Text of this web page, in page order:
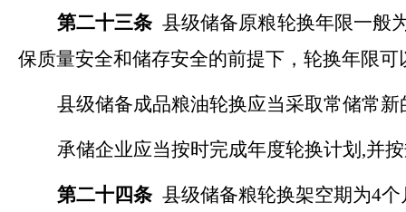
第二十三条 县级储备原粮轮换年限一般
保质量安全和储存安全的前提下，轮换年限可
县级储备成品粮油轮换应当采取常储常新
承储企业应当按时完成年度轮换计划 ,并
第二十四条 县级储备粮轮换架空期为4个